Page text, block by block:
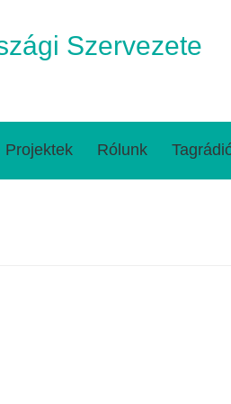
Szervezete
Projektek Rólunk